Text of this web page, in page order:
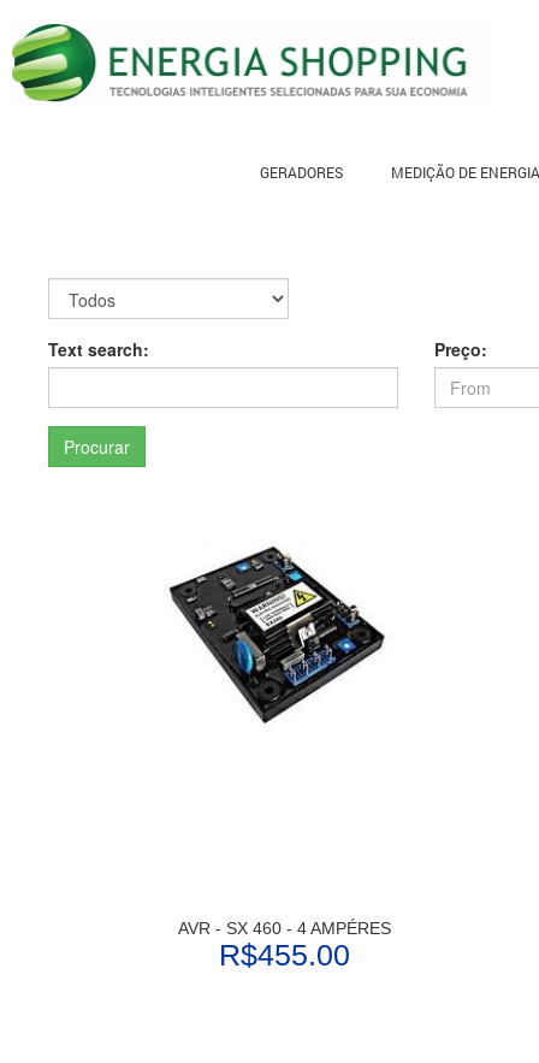
GERADORES MEDIÇÃO DE ENERGIA
Text search: Preço:
Procurar
AVR - SX 460 - 4 AMPÉRES
R$455.00